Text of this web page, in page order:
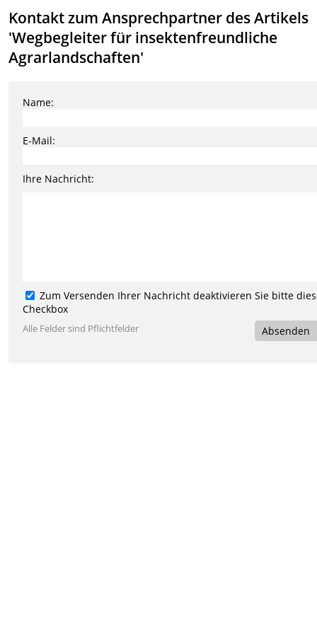
Kontakt zum Ansprechpartner des Artikels
'Wegbegleiter für insektenfreundliche
Agrarlandschaften'
Name:
E-Mail:
Ihre Nachricht:
Zum Versenden Ihrer Nachricht deaktivieren Sie bitte
Checkbox
Alle Felder sind Pflichtfelder Absenden